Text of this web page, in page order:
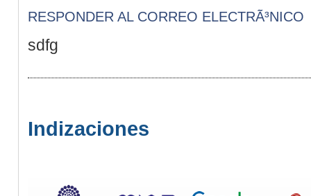
RESPONDER AL CORREO ELECTRÃ³NICO
sdfg
Indizaciones